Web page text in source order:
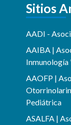
Sitios
AADI -
AAIBA |
Inmunología
AAOFP |
Pediátrica
ASALFA |